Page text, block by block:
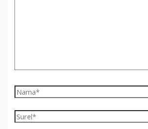
Nama*
Surel*